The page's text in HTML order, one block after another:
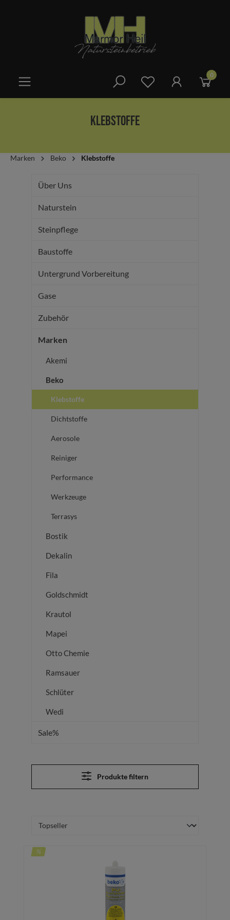
0
Klebstoffe
Marken Beko Klebstoffe
Über Uns
Naturstein
Steinpflege
Baustoffe
Untergrund Vorbereitung
Gase
Zubehör
Marken
Akemi
Beko
Klebstoffe
Dichtstoffe
Aerosole
Reiniger
Performance
Werkzeuge
Terrasys
Bostik
Dekalin
Fila
Goldschmidt
Krautol
Mapei
Otto Chemie
Ramsauer
Schlüter
Wedi
Sale%
Produkte filtern
%